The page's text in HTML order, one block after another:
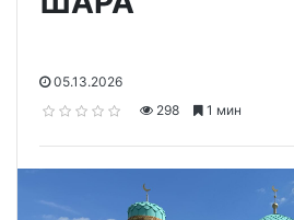
05.13.2026
298
1 мин